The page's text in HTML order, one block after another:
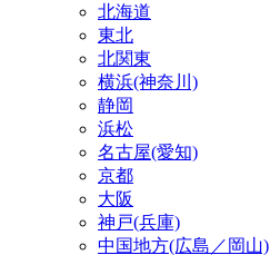
北海道
東北
北関東
横浜(神奈川)
静岡
浜松
名古屋(愛知)
京都
大阪
神戸(兵庫)
中国地方(広島／岡山)